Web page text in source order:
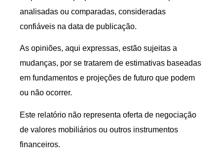
analisadas ou comparadas, consideradas
confiáveis na data de publicação.
As opiniões, aqui expressas, estão sujeitas a
mudanças, por se tratarem de estimativas baseadas
em fundamentos e projeções de futuro que podem
ou não ocorrer.
Este relatório não representa oferta de negociação
de valores mobiliários ou outros instrumentos
financeiros.